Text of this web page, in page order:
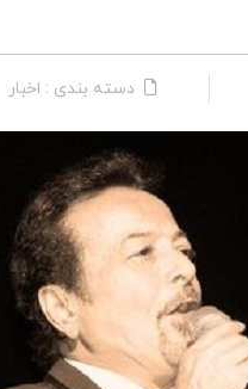
دسته بندی : اخبار